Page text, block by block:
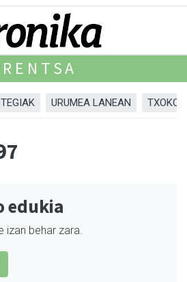
URUMEA LANEAN
edukia
izan behar zara.